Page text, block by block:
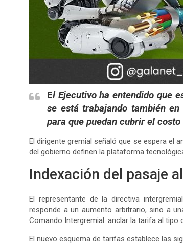
El Ejecutivo ha entendido que
se está trabajando también
para que puedan cubrir el
El dirigente gremial señaló que se espera el
del gobierno definen la plataforma
Indexación del pasaje
El representante de la directiva
responde a un aumento arbitrario, sino a
Comando Intergremial: anclar la tarifa al tipo
El nuevo esquema de tarifas establece las